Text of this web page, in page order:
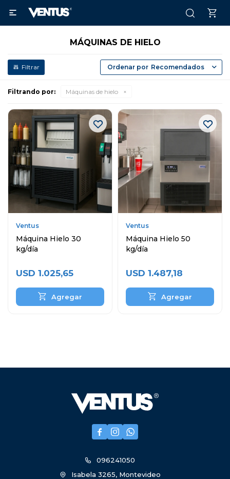

MÁQUINAS DE HIELO
Recomendados
Filtrando por: Máquinas de hielo
Ventus
Máquina Hielo 30
kg/día
USD 1.025,65
Ventus
Máquina Hielo 50
kg/día
USD 1.487,18
  
096241050
Isabela 3265, Montevideo